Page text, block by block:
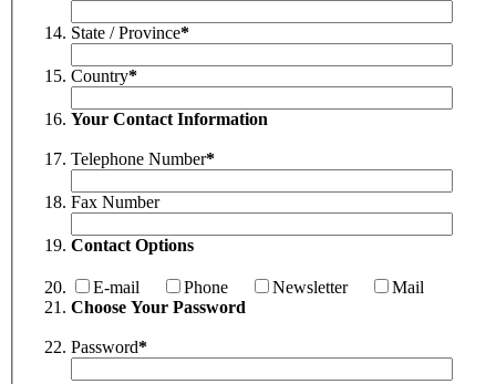
State / Province*
Country*
Your Contact Information
Telephone Number*
Fax Number
Contact Options
E-mail Phone Newsletter
Mail
Choose Your Password
Password*